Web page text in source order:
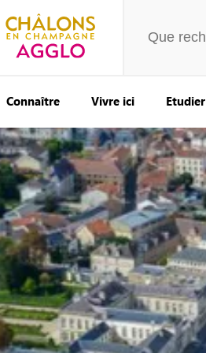
Connaître Vivre ici Etudier